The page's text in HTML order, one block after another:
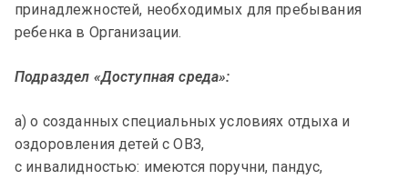
принадлежностей, необходимых для пребывания
ребенка в Организации.
Подраздел «Доступная среда»:
а) о созданных специальных условиях отдыха и
оздоровления детей с ОВЗ,
с инвалидностью: имеются поручни, пандус,